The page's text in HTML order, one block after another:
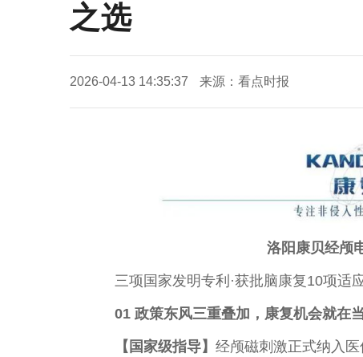
之选
2026-04-13 14:35:37 来源：看点时报
洛阳康贝经颅
三项国家发明专利·获批脑康复10项适
01 政策东风三重叠加，康复机会就在
【国家级指导】 经颅磁刺激正式纳入